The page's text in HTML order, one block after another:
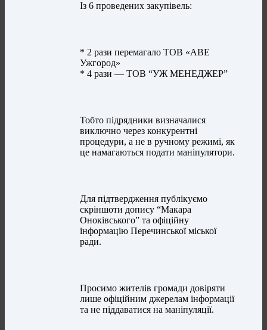
Із 6 проведених закупівель:
* 2 рази перемагало ТОВ «АВЕ
Ужгород»
* 4 рази — ТОВ “УЖ МЕНЕДЖЕР”
Тобто підрядники визначалися
виключно через конкурентні
процедури, а не в ручному режимі, як
це намагаються подати маніпулятори.
Для підтвердження публікуємо
скріншоти допису “Макара
Оноківського” та офіційну
інформацію Перечинської міської
ради.
Просимо жителів громади довіряти
лише офіційним джерелам інформації
та не піддаватися на маніпуляції.